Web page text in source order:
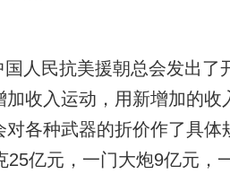
人民抗美援朝总会发出
加收入运动，用新增加的
各种武器的折价作了具
亿元，一门大炮9亿元，